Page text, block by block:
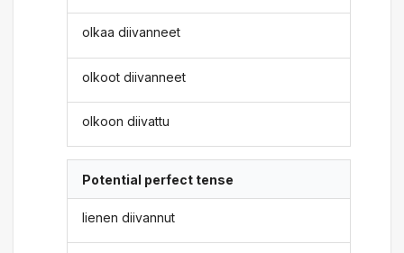
olkaa diivanneet
olkoot diivanneet
olkoon diivattu
Potential perfect tense
lienen diivannut